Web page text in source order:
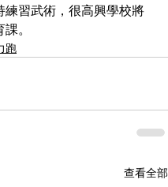
練習武術，很高興學校將
。
跑
查看全部